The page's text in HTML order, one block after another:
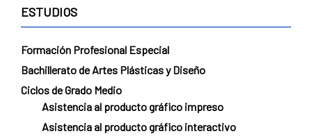
ESTUDIOS
Formación Profesional Especial
Bachillerato de Artes Plásticas y Diseño
Ciclos de Grado Medio
Asistencia al producto gráfico impreso
Asistencia al producto gráfico interactivo